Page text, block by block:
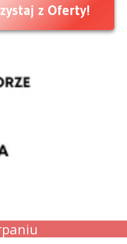
z Oferty!